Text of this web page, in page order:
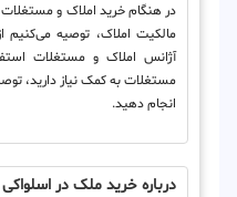
در هنگام خرید املاک و مستغلات
مالکیت املاک، توصیه می‌کنیم
آژانس املاک و مستغلات
مستغلات به کمک نیاز دارید،
انجام دهید.
درباره خرید ملک در اسلواکی